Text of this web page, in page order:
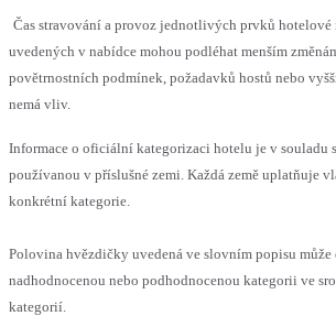
Čas stravování a provoz jednotlivých prvků
uvedených v nabídce mohou podléhat menším
povětrnostních podmínek, požadavků hostů nebo
nemá vliv.
Informace o oficiální kategorizaci hotelu je v souladu
používanou v příslušné zemi. Každá země uplatňuje
konkrétní kategorie.
Polovina hvězdičky uvedená ve slovním popisu může
nadhodnocenou nebo podhodnocenou kategorii ve
kategorií.